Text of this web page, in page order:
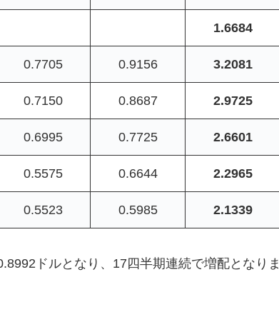
1.6684
0.7705 0.9156 3.2081
0.7150 0.8687 2.9725
0.6995 0.7725 2.6601
0.5575 0.6644 2.2965
0.5523 0.5985 2.1339
ドルとなり、17四半期連続で増配となりま